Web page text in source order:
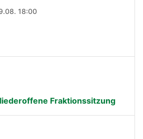
18:00
Fraktionssitzung